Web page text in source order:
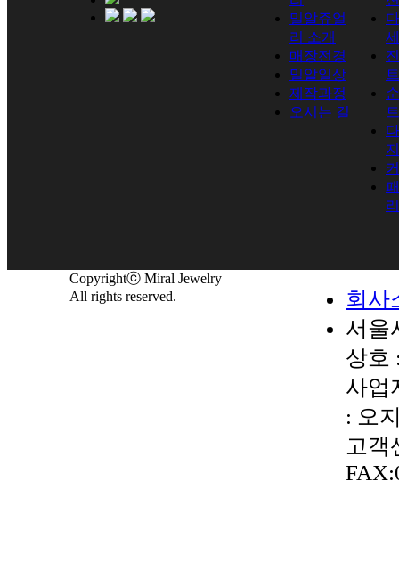
밀알쥬얼
리 소개
매장전경
밀알일상
제작과정
오시는 길
트
트
지
리
Copyrightⓒ Miral Jewelry
All rights reserved.
회사
서울
상호
사업
: 오
고객